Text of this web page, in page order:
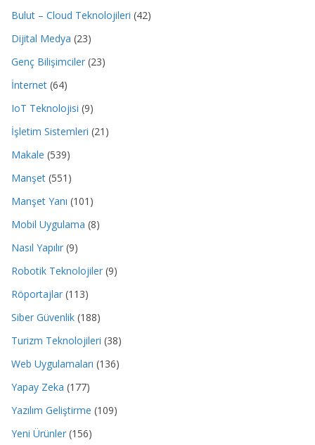
Bulut – Cloud Teknolojileri (42)
Dijital Medya (23)
Genç Bilişimciler (23)
İnternet (64)
IoT Teknolojisi (9)
İşletim Sistemleri (21)
Makale (539)
Manşet (551)
Manşet Yanı (101)
Mobil Uygulama (8)
Nasıl Yapılır (9)
Robotik Teknolojiler (9)
Röportajlar (113)
Siber Güvenlik (188)
Turizm Teknolojileri (38)
Web Uygulamaları (136)
Yapay Zeka (177)
Yazılım Geliştirme (109)
Yeni Ürünler (156)